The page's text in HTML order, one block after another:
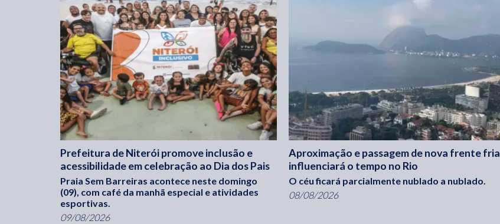
Prefeitura de Niterói promove inclusão e
acessibilidade em celebração ao Dia dos Pais
Praia Sem Barreiras acontece neste domingo
(09), com café da manhã especial e atividades
esportivas.
09/08/2026
Aproximação e passagem de nova frente fria
influenciará o tempo no Rio
O céu ficará parcialmente nublado a nublado.
08/08/2026